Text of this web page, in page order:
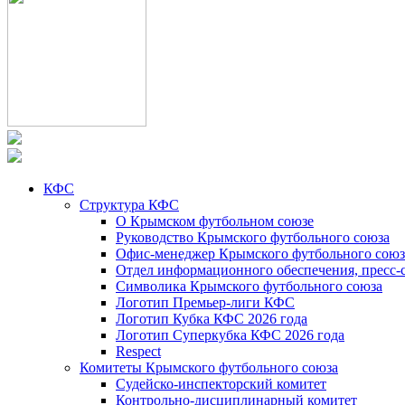
КФС
Структура КФС
О Крымском футбольном союзе
Руководство Крымского футбольного союза
Офис-менеджер Крымского футбольного
Отдел информационного обеспечения, пресс-
Символика Крымского футбольного союза
Логотип Премьер-лиги КФС
Логотип Кубка КФС 2026 года
Логотип Суперкубка КФС 2026 года
Respect
Комитеты Крымского футбольного союза
Судейско-инспекторский комитет
Контрольно-дисциплинарный комитет